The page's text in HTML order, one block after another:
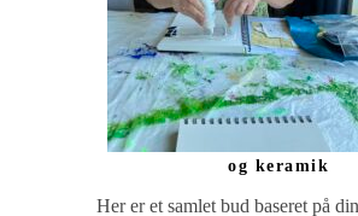
og keramik
Her er et samlet bud baseret på